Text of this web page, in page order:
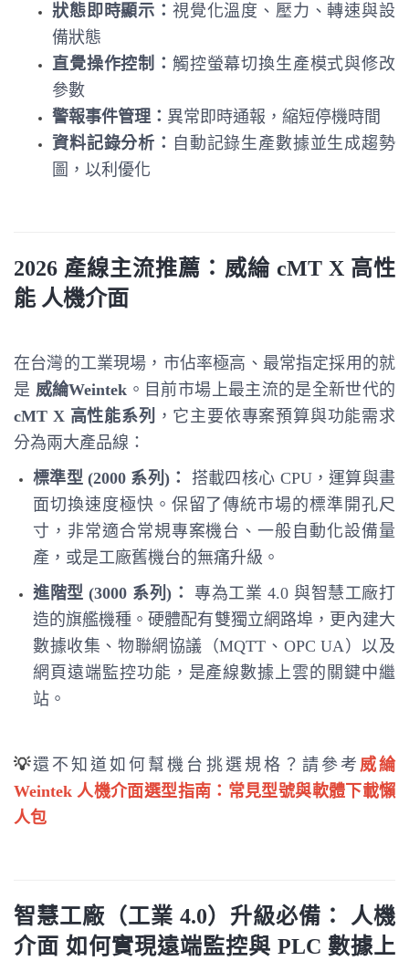
狀態即時顯示： 視覺化溫度、壓力、轉速與設
備狀態
直覺操作控制： 觸控螢幕切換生產模式與修改
參數
警報事件管理： 異常即時通報，縮短停機時間
資料記錄分析： 自動記錄生產數據並生成趨勢
圖，以利優化
2026 產線主流推薦：威綸 cMT X 高性
能 人機介面
在台灣的工業現場，市佔率極高、最常指定採用的就
是 威綸Weintek 。目前市場上最主流的是全新世代的
cMT X 高性能系列
，它主要依專案預算與功能需求
分為兩大產品線：
標準型 (2000 系列)：
搭載四核心 CPU，運算與畫
面切換速度極快。保留了傳統市場的標準開孔尺
寸，非常適合常規專案機台、一般自動化設備量
產，或是工廠舊機台的無痛升級。
進階型 (3000 系列)：
專為工業 4.0 與智慧工廠打
造的旗艦機種。硬體配有雙獨立網路埠，更內建大
數據收集、物聯網協議（MQTT、OPC UA）以及
網頁遠端監控功能，是產線數據上雲的關鍵中繼
站。
💡還不知道如何幫機台挑選規格？請參考 威綸
Weintek 人機介面選型指南：常見型號與軟體下載懶
人包
智慧工廠（工業 4.0）升級必備： 人機
介面 如何實現遠端監控與 PLC 數據上